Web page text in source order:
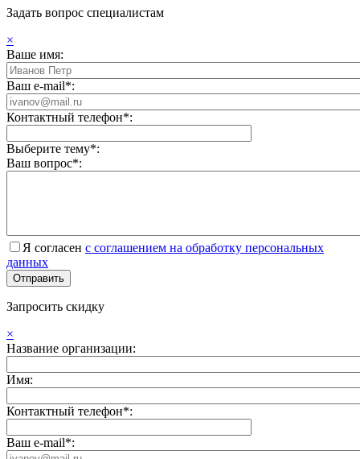
Задать вопрос специалистам
×
Ваше имя:
Ваш e-mail*:
Контактный телефон*:
Выберите тему*:
Ваш вопрос*:
Я согласен с соглашением на обработку персональных
данных
Запросить скидку
×
Название организации:
Имя:
Контактный телефон*:
Ваш e-mail*: